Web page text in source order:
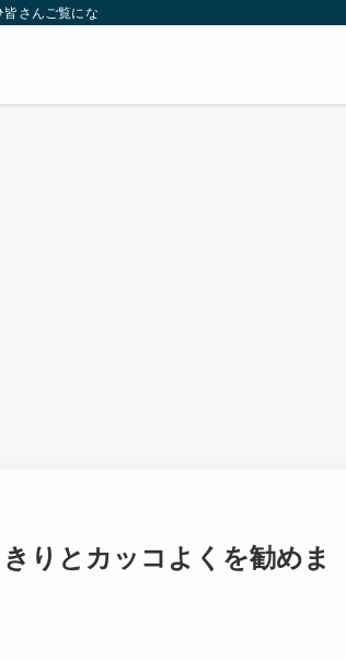
さんご覧になっていってください。
りとカッコよくを勧めま